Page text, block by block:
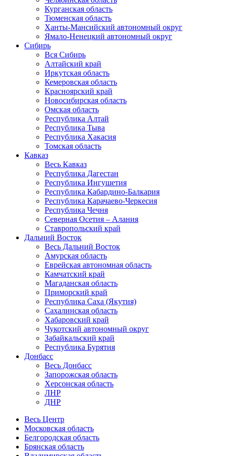
Курганская область
Тюменская область
Ханты-Мансийский автономный округ
Ямало-Ненецкий автономный округ
Сибирь
Вся Сибирь
Алтайский край
Иркутская область
Кемеровская область
Красноярский край
Новосибирская область
Омская область
Республика Алтай
Республика Тыва
Республика Хакасия
Томская область
Кавказ
Весь Кавказ
Республика Дагестан
Республика Ингушетия
Республика Кабардино-Балкария
Республика Карачаево-Черкесия
Республика Чечня
Северная Осетия – Алания
Ставропольский край
Дальний Восток
Весь Дальний Восток
Амурская область
Еврейская автономная область
Камчатский край
Магаданская область
Приморский край
Республика Саха (Якутия)
Сахалинская область
Хабаровский край
Чукотский автономный округ
Забайкальский край
Республика Бурятия
Донбасс
Весь Донбасс
Запорожская область
Херсонская область
ЛНР
ДНР
Весь Центр
Московская область
Белгородская область
Брянская область